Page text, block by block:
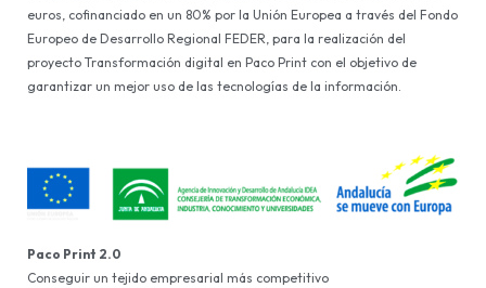
euros, cofinanciado en un 80% por la Unión Europea a través del Fondo
Europeo de Desarrollo Regional FEDER, para la realización del
proyecto Transformación digital en Paco Print con el objetivo de
garantizar un mejor uso de las tecnologías de la información.
Paco Print 2.0
Conseguir un tejido empresarial más competitivo